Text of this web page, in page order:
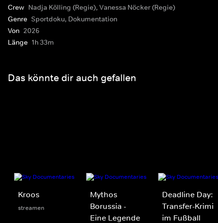
Crew Nadja Kölling (Regie), Vanessa Nöcker (Regie)
Genre Sportdoku, Dokumentation
Von 2026
Länge 1h 33m
Das könnte dir auch gefallen
Kroos
streamen
Mythos
Borussia -
Eine Legende
Deadline Day:
Transfer-Krimi
im Fußball